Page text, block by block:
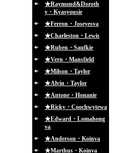
★Raymond&Doroth
y・Kyasyousie
★Ferron・Joseyesva
★Charleston・Lewis
★Ruben・Saufkie
★Vern・Mansfield
★Milson・Taylor
★Alvin・Taylor
★Antone・Honanie
★Ricky・Coochwytewa
★Edward・Lomahong
va
★Anderson・Koinva
★Marthus・Koinva